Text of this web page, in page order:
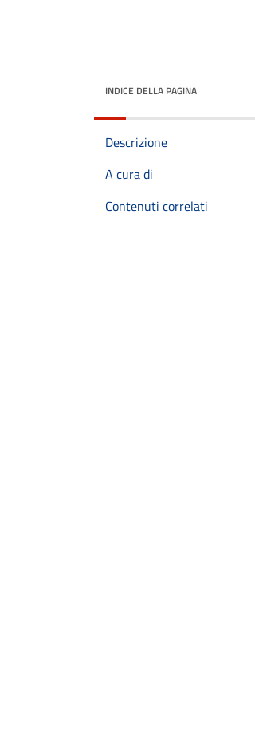
INDICE DELLA PAGINA
Descrizione
A cura di
Contenuti correlati